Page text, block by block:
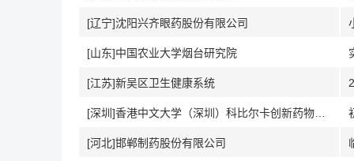
[辽宁]沈阳兴齐眼药股份有限公司
[山东]中国农业大学烟台研究院
[江苏]新吴区卫生健康系统
[河北]邯郸制药股份有限公司